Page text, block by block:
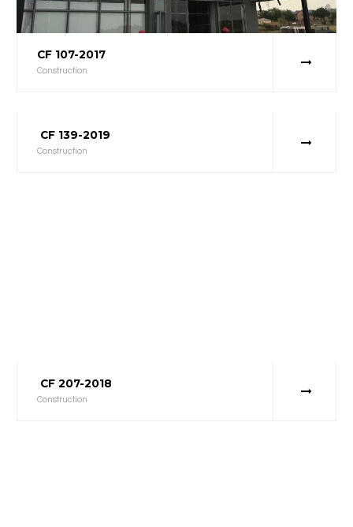
CF 107-2017
Construction
CF 139-2019
Construction
CF 207-2018
Construction